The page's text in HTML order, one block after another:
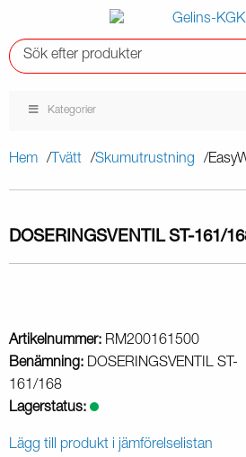
Kategorier
Hem Tvätt Skumutrustning
DOSERINGSVENTIL ST-161/
Artikelnummer: RM200161500
Benämning: DOSERINGSVENTIL ST-
161/168
Lagerstatus:
Lägg till produkt i jämförelselistan